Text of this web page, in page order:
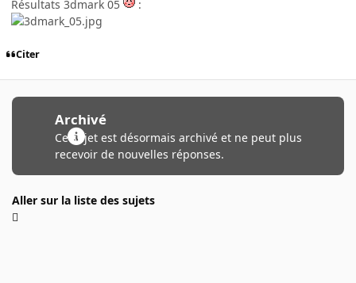
Résultats 3dmark 05 :
Citer
Archivé
Ce sujet est désormais archivé et ne peut plus
recevoir de nouvelles réponses.
Aller sur la liste des sujets